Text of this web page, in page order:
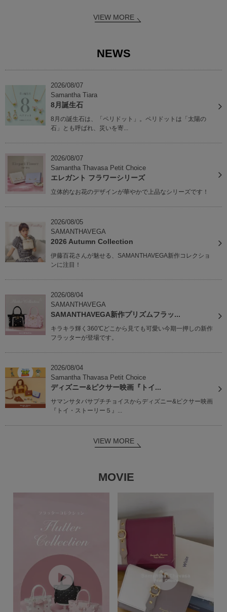
VIEW MORE
NEWS
2026/08/07
Samantha Tiara
8月誕生石
8月の誕生石は、「ペリドット」。ペリドットは「太陽の
石」とも呼ばれ、災いを寄...
2026/08/07
Samantha Thavasa Petit Choice
エレガント フラワーシリーズ
立体的なお花のデザインが華やかで上品なシリーズです！
2026/08/05
SAMANTHAVEGA
2026 Autumn Collection
伊藤百花さんが魅せる、SAMANTHAVEGA新作コレクショ
ンに注目！
2026/08/04
SAMANTHAVEGA
SAMANTHAVEGA新作プリズムフラッ...
キラキラ輝く360℃どこから見ても可愛い今期一押しの新作
フラッターが登場です。
2026/08/04
Samantha Thavasa Petit Choice
ディズニー&ピクサー映画『トイ...
サマンサタバサプチチョイスからディズニー&ピクサー映画
『トイ・ストーリー５』...
VIEW MORE
MOVIE